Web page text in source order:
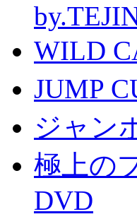
WILD
JUMP
ジャン
極上の
DVD